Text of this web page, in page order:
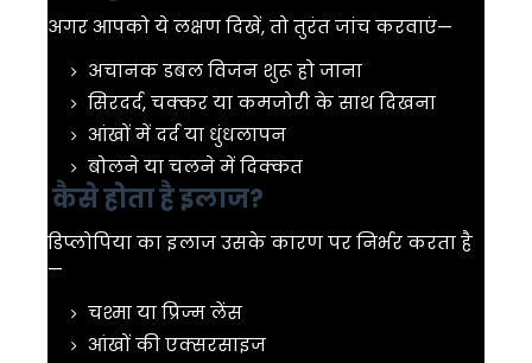
अगर आपको ये लक्षण दिखें, तो तुरंत जांच करवाएं—
अचानक डबल विजन शुरू हो जाना
सिरदर्द, चक्कर या कमजोरी के साथ दिखना
आंखों में दर्द या धुंधलापन
बोलने या चलने में दिक्कत
कैसे होता है इलाज?
डिप्लोपिया का इलाज उसके कारण पर निर्भर करता है
—
चश्मा या प्रिज्म लेंस
आंखों की एक्सरसाइज